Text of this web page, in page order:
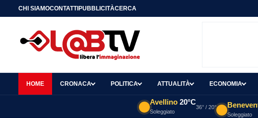
CHI SIAMOCONTATTIPUBBLICITÀCERCA
HOME CRONACA POLITICA ATTUALITÀ ECONOMIA
Avellino 20°C
Soleggiato
36° / 20°
Soleggiato